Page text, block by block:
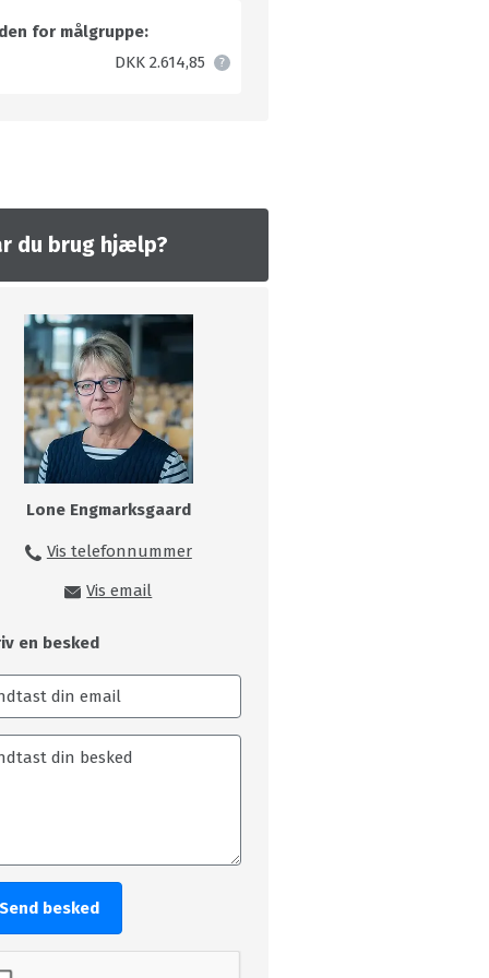
for målgruppe:
DKK 2.614,85
du brug hjælp?
Lone Engmarksgaard
Vis telefonnummer
Vis email
loe@skivecollege.dk
en besked
besked